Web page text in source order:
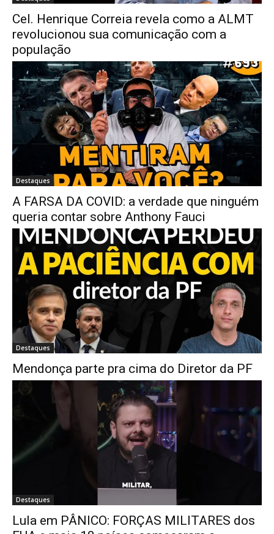
Cel. Henrique Correia revela como a ALMT
revolucionou sua comunicação com a
população
Destaques
A FARSA DA COVID: a verdade que ninguém
queria contar sobre Anthony Fauci
Destaques
Mendonça parte pra cima do Diretor da PF
Destaques
Lula em PÂNICO: FORÇAS MILITARES dos